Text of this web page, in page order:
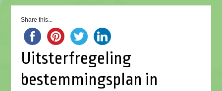
Share this...
Uitsterfregeling
bestemmingsplan in